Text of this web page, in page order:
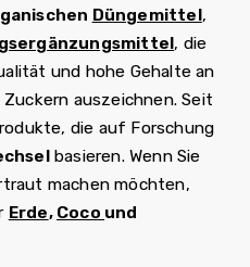
Düngemittel,
, die
und hohe Gehalte an
auszeichnen. Seit
die auf Forschung
basieren. Wenn Sie
machen möchten,
Erde, Coco und